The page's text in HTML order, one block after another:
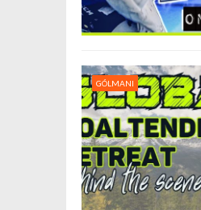
p
ř
í
s
p
GÓLMANI